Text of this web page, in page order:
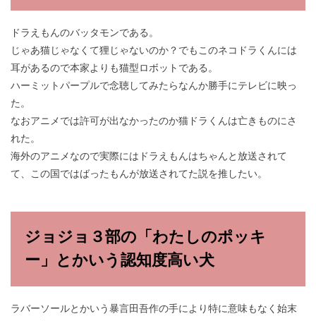
ドラえもんのバッタモンである。
じゃあ猫じゃなくて狸じゃないのか？でもこのネコドラくんには
耳があるので本家よりも猫型ロボットである。
ハーミットパープルで念聴してみたらなんか勝手にテレビに映っ
た。
なおアニメでは許可が出なかったのか猫ドラくんは亡きものにさ
れた。
海外のアニメなので実際にはドラえもんはちゃんと放送されて
て、この国ではばったもんが放送されてた説を推したい。
ジョジョ３部の「わたしのポッキ
ー」とかいう認知度高い犬
ラバーソールとかいう暴言田吾作の手により特に意味もなく始末